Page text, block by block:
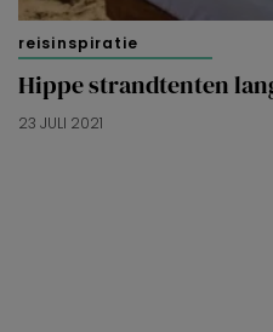
reisinspiratie
Hippe strandtenten
23 JULI 2021